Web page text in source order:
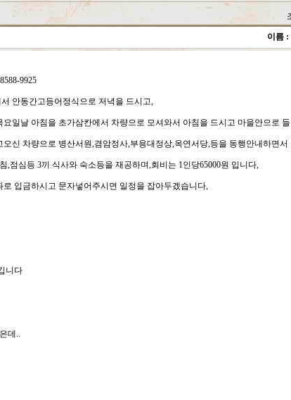
이름 :
9925
안동간고등어정식으로 저녁을 드시고,
일날 아침을 초가삼칸에서 차량으로 모셔와서 아침을 드시고 마을안으로
신 차량으로 병산서원,겸암정사,부용대정상,옥연서당,등을 동행안내하면서
,점심등 3끼 식사와 숙소등을 재공하며,회비는 1인당65000원 입니다,
입금하시고 문자넣어주시면 일정을 잡아두겠습니다,
니다
데..